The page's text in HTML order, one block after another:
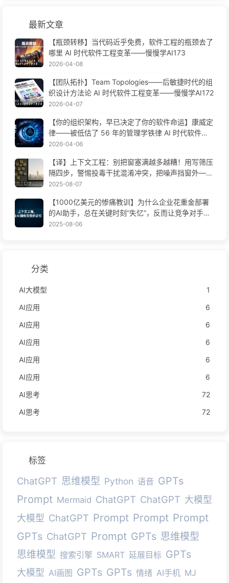
最新文章
【瓶颈转移】当代码近乎免费，软件工程的瓶颈去了
哪里 AI 时代软件工程变革——慢慢学AI173
2026-04-08
【团队拓扑】Team Topologies——后敏捷时代的组
织设计方法论 AI 时代软件工程变革——慢慢学AI172
2026-04-07
【你的组织架构，早已决定了你的软件命运】康威定
律——被低估了 56 年的管理学铁律 AI 时代软件工
程变革——慢慢学AI171
2026-04-06
【译】上下文工程：别把窗塞满越多越糟！用写筛压
隔四步，警惕投毒干扰混淆冲突，把噪声挡窗外——
慢慢学AI170
2025-08-07
【1000亿美元的惨痛教训】为什么企业花重金部署
的AI助手，总在关键时刻“失忆”，反而让竞争对手实
现90%性能提升？——慢慢学AI169
2025-08-06
分类
AI大模型
1
AI应用
6
AI应用
6
AI应用
6
AI应用
6
AI应用
6
AI思考
72
AI思考
72
标签
ChatGPT 思维模型 Python 语音 GPTs
Prompt Mermaid ChatGPT ChatGPT 大模型
大模型 ChatGPT Prompt Prompt Prompt
GPTs ChatGPT Prompt GPTs 思维模型
思维模型 搜索引擎 SMART 延展目标 GPTs
大模型 AI画图 GPTs GPTs 情绪 AI手机 MJ